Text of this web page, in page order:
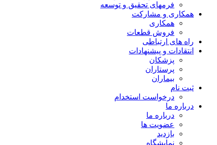
فرمهای تحقیق و توسعه
و مشارکت
همکاری
فروش قطعات
های ارتباطی
و پيشنهادات
پزشكان
پرستاران
بيماران
نام
درخواست استخدام
ما
درباره ما
عضویت ها
نمایشگاه